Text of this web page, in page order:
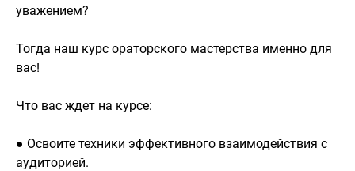
уважением?
Тогда наш курс ораторского мастерства именно для
вас!
Что вас ждет на курсе:
● Освоите техники эффективного взаимодействия с
аудиторией.